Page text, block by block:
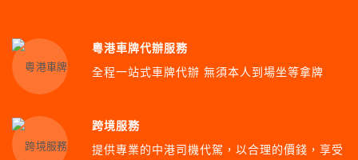
粵港車牌代辦服務
全程一站式車牌代辦 無須本人到場坐等拿牌
跨境服務
提供專業的中港司機代駕，以合理的價錢，享受